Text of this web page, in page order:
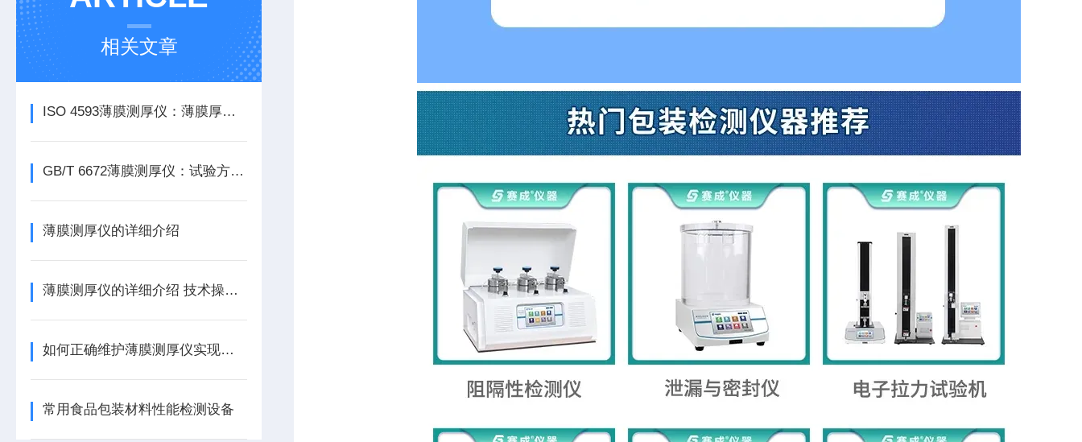
相关文章
ISO 4593薄膜测厚仪：薄膜厚度均匀性探索
GB/T 6672薄膜测厚仪：试验方法与仪器介绍
薄膜测厚仪的详细介绍
薄膜测厚仪的详细介绍 技术操作说明
如何正确维护薄膜测厚仪实现现精准测试？
常用食品包装材料性能检测设备